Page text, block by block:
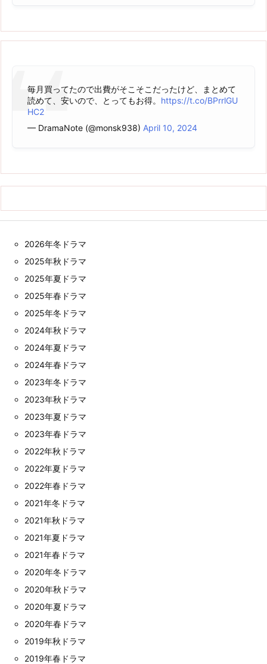
毎月買ってたので出費がそこそこだったけど、まとめて
読めて、安いので、とってもお得。 https://t.co/BPrrlGU
HC2
— DramaNote (@monsk938) April 10, 2024
2026年冬ドラマ
2025年秋ドラマ
2025年夏ドラマ
2025年春ドラマ
2025年冬ドラマ
2024年秋ドラマ
2024年夏ドラマ
2024年春ドラマ
2023年冬ドラマ
2023年秋ドラマ
2023年夏ドラマ
2023年春ドラマ
2022年秋ドラマ
2022年夏ドラマ
2022年春ドラマ
2021年冬ドラマ
2021年秋ドラマ
2021年夏ドラマ
2021年春ドラマ
2020年冬ドラマ
2020年秋ドラマ
2020年夏ドラマ
2020年春ドラマ
2019年秋ドラマ
2019年春ドラマ